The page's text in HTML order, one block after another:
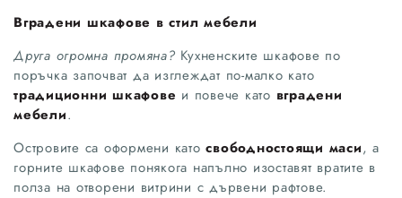
Вградени шкафове в стил мебели
Друга огромна промяна? Кухненските шкафове по
поръчка започват да изглеждат по-малко като
традиционни шкафове и повече като вградени
мебели.
Островите са оформени катосвободностоящи маси, а
горните шкафове понякога напълно изоставят вратите в
полза на отворени витрини с дървени рафтове.